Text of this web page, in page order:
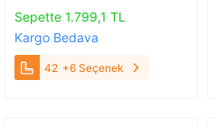
Sepette 1.799,1 TL
Kargo Bedava
42 +6 Seçenek